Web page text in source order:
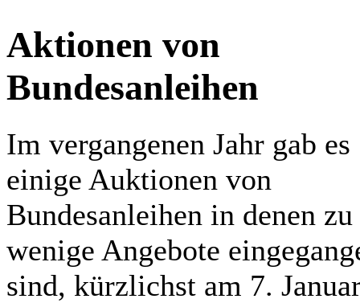
Aktionen von
Bundesanleihen
Im vergangenen Jahr gab es
einige Auktionen von
Bundesanleihen in denen zu
wenige Angebote
sind, kürzlichst am 7.